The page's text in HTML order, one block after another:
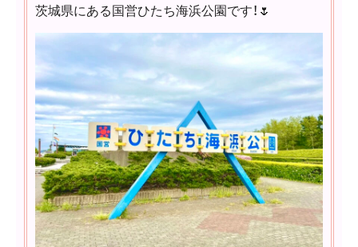
茨城県にある国営ひたち海浜公園です！🌷